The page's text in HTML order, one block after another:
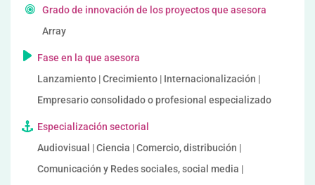
Grado de innovación de los proyectos que asesora
Array
Fase en la que asesora
Lanzamiento | Crecimiento | Internacionalización |
Empresario consolidado o profesional especializado
Especialización sectorial
Audiovisual | Ciencia | Comercio, distribución |
Comunicación y Redes sociales, social media |